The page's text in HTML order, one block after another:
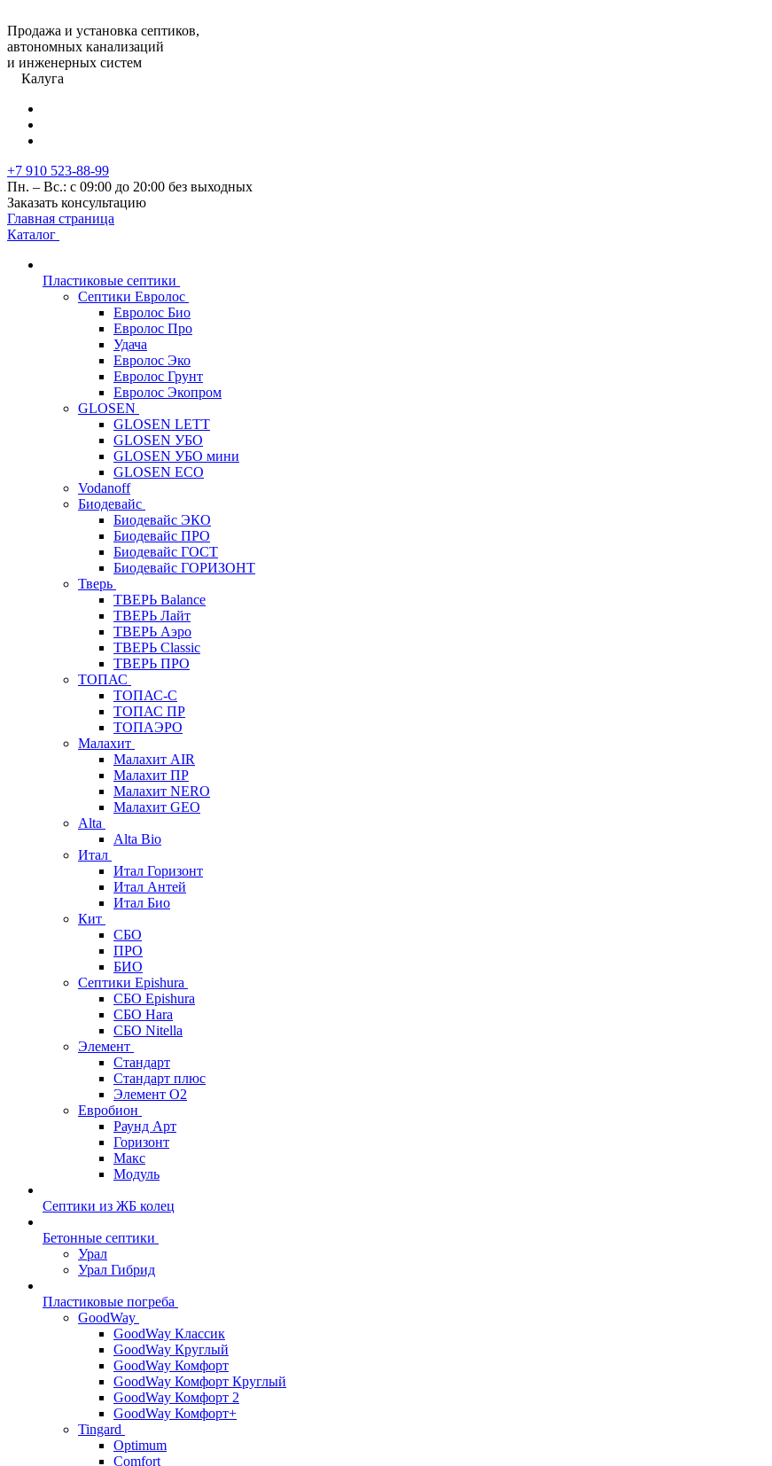
Продажа и установка септиков,
автономных канализаций
и инженерных систем
Калуга
+7 910 523-88-99
Пн. – Вс.: с 09:00 до 20:00 без выходных
Заказать консультацию
Главная страница
Каталог
Пластиковые септики
Септики Евролос
Евролос Био
Евролос Про
Удача
Евролос Эко
Евролос Грунт
Евролос Экопром
GLOSEN
GLOSEN LETT
GLOSEN УБО
GLOSEN УБО мини
GLOSEN ECO
Vodanoff
Биодевайс
Биодевайс ЭКО
Биодевайс ПРО
Биодевайс ГОСТ
Биодевайс ГОРИЗОНТ
Тверь
ТВЕРЬ Balance
ТВЕРЬ Лайт
ТВЕРЬ Аэро
ТВЕРЬ Classic
ТВЕРЬ ПРО
ТОПАС
ТОПАС-С
ТОПАС ПР
ТОПАЭРО
Малахит
Малахит AIR
Малахит ПР
Малахит NERO
Малахит GEO
Alta
Alta Bio
Итал
Итал Горизонт
Итал Антей
Итал Био
Кит
СБО
ПРО
БИО
Септики Epishura
СБО Epishura
СБО Hara
СБО Nitella
Элемент
Стандарт
Стандарт плюс
Элемент О2
Евробион
Раунд Арт
Горизонт
Макс
Модуль
Септики из ЖБ колец
Бетонные септики
Урал
Урал Гибрид
Пластиковые погреба
GoodWay
GoodWay Классик
GoodWay Круглый
GoodWay Комфорт
GoodWay Комфорт Круглый
GoodWay Комфорт 2
GoodWay Комфорт+
Tingard
Optimum
Comfort